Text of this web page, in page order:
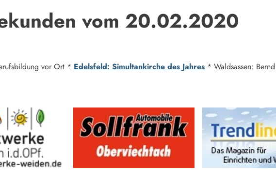
vom 20.02.2020
vor Ort * Edelsfeld: Simultankirche des Jahres * Waldsassen: